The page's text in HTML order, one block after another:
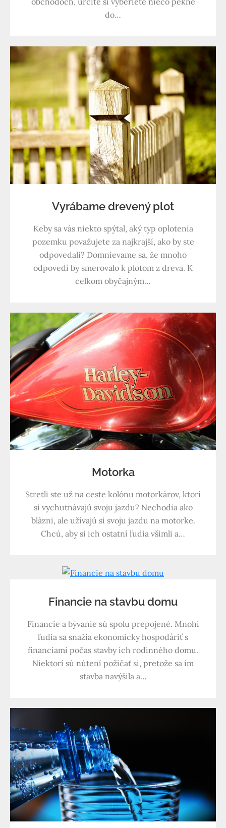
do…
Vyrábame drevený plot
Keby sa vás niekto spýtal, aký typ oplotenia
pozemku považujete za najkrajší, ako by ste
odpovedali? Domnievame sa, že mnoho
odpovedí by smerovalo k plotom z dreva. K
celkom obyčajným…
Motorka
Stretli ste už na ceste kolónu motorkárov, ktorí
si vychutnávajú svoju jazdu? Nechodia ako
blázni, ale užívajú si svoju jazdu na motorke.
Chcú, aby si ich ostatní ľudia všimli a…
Financie na stavbu domu
Financie a bývanie sú spolu prepojené. Mnohí
ľudia sa snažia ekonomicky hospodáriť s
financiami počas stavby ich rodinného domu.
Niektorí sú nútení požičať si, pretože sa im
stavba navýšila a…